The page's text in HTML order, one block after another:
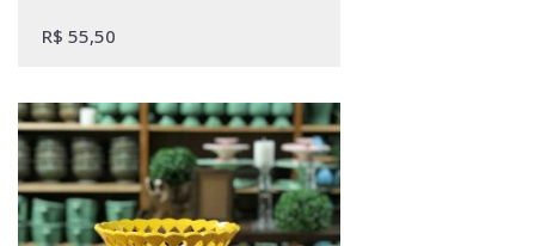
R$ 55,50